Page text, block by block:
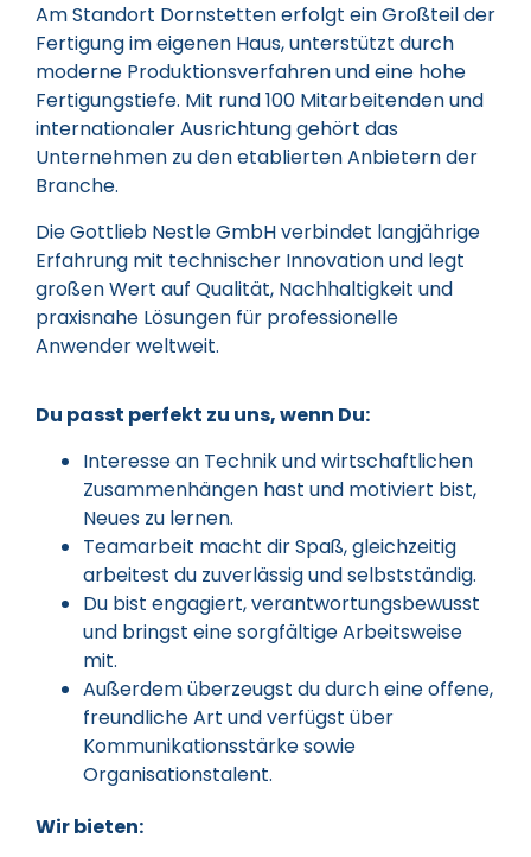
Am Standort Dornstetten erfolgt ein Großteil der
Fertigung im eigenen Haus, unterstützt durch
moderne Produktionsverfahren und eine hohe
Fertigungstiefe. Mit rund 100 Mitarbeitenden und
internationaler Ausrichtung gehört das
Unternehmen zu den etablierten Anbietern der
Branche.
Die Gottlieb Nestle GmbH verbindet langjährige
Erfahrung mit technischer Innovation und legt
großen Wert auf Qualität, Nachhaltigkeit und
praxisnahe Lösungen für professionelle
Anwender weltweit.
Du passt perfekt zu uns, wenn Du:
Interesse an Technik und wirtschaftlichen
Zusammenhängen hast und motiviert bist,
Neues zu lernen.
Teamarbeit macht dir Spaß, gleichzeitig
arbeitest du zuverlässig und selbstständig.
Du bist engagiert, verantwortungsbewusst
und bringst eine sorgfältige Arbeitsweise
mit.
Außerdem überzeugst du durch eine offene,
freundliche Art und verfügst über
Kommunikationsstärke sowie
Organisationstalent.
Wir bieten: